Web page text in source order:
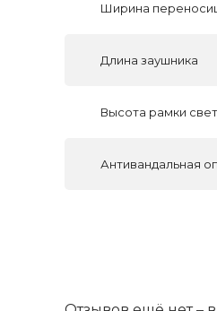
Ширина
Длина заушника
Высота рамки
Антивандальная